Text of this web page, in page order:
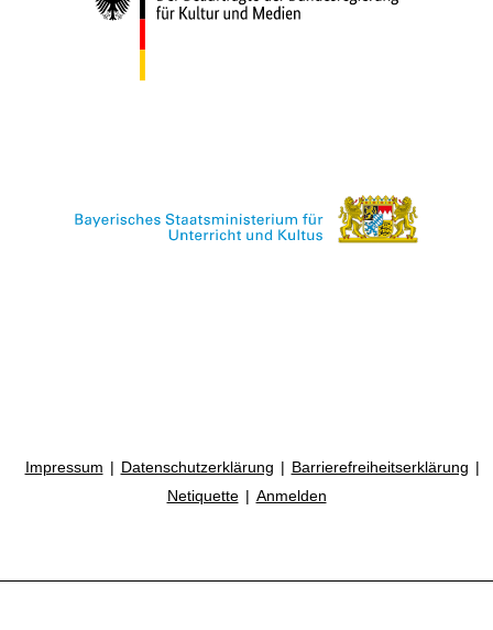
Impressum Datenschutzerklärung
Barrierefreiheitserklärung
Netiquette
Anmelden